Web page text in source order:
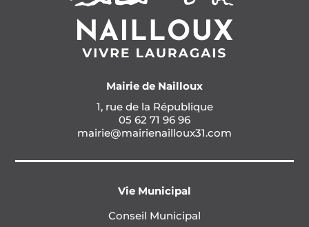
Mairie de Nailloux
1, rue de la République
05 62 71 96 96
mairie@mairienailloux31.com
Vie Municipal
Conseil Municipal